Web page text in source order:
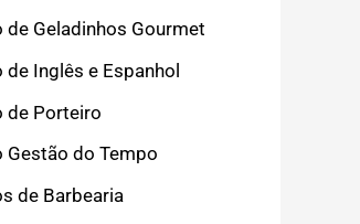
de Geladinhos Gourmet
de Inglês e Espanhol
de Porteiro
Gestão do Tempo
de Barbearia